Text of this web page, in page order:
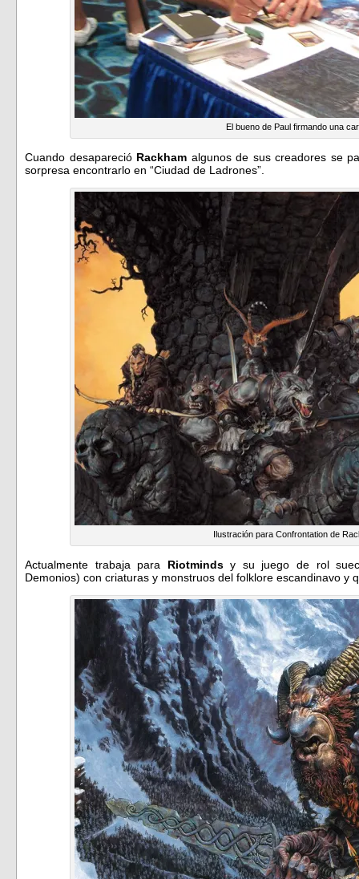
El bueno de Paul firmando una
Cuando desapareció Rackham algunos de sus creadores se
sorpresa encontrarlo en “Ciudad de Ladrones”.
Ilustración para Confrontation de
Actualmente trabaja para Riotmindsy su juego de rol
Demonios) con criaturas y monstruos del folklore escandinavo y